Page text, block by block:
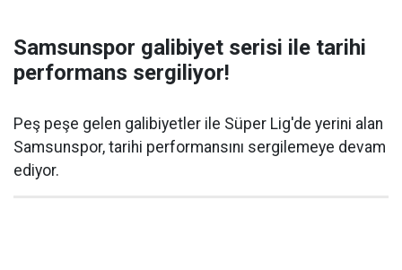
Samsunspor galibiyet serisi ile tarihi
performans sergiliyor!
Peş peşe gelen galibiyetler ile Süper Lig'de yerini alan
Samsunspor, tarihi performansını sergilemeye devam
ediyor.